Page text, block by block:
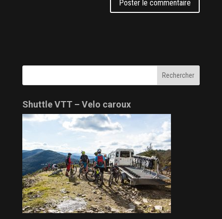
Shuttle VTT – Velo caroux